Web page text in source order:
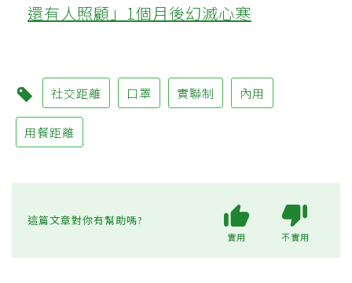
還有人照顧」1個月後幻滅心寒
社交距離 口罩 實聯制 內用
用餐距離
這篇文章對你有幫助嗎?
實用 不實用